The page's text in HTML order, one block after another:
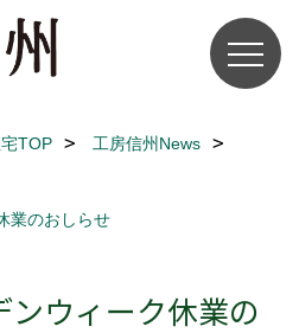
TOP
工房信州News
業のおしらせ
ンウィーク休業の